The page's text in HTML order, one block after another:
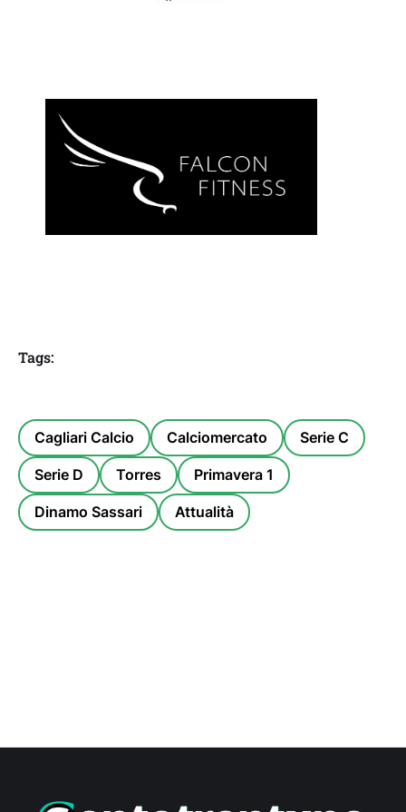
Tags:
Cagliari Calcio Calciomercato Serie C
Serie D Torres Primavera 1
Dinamo Sassari Attualità